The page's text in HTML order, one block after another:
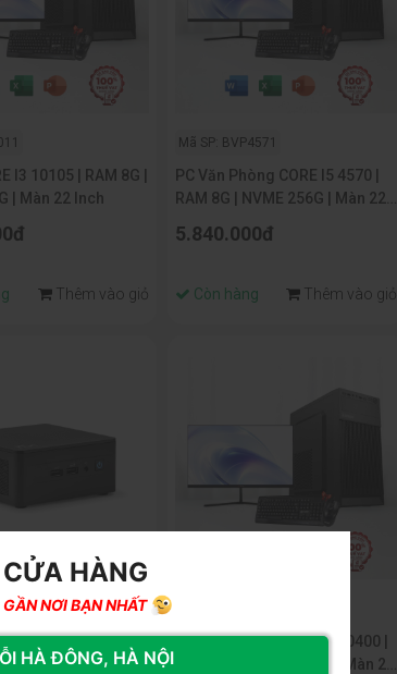
I3 10105 | RAM 8G |
| Màn 22 Inch
Thêm vào giỏ
Mã SP: BVP4571
PC Văn Phòng CORE I5 4570 |
RAM 8G | NVME 256G | Màn 22
5.840.000đ
Còn hàng Thêm vào giỏ
BÀN PC MINI
i3-
PC Văn Phòng CORE I5 10400 |
RAM 16G | NVME 256G | Màn 22
HÀNG
NƠI BẠN NHẤT
HÀ ĐÔNG, HÀ NỘI